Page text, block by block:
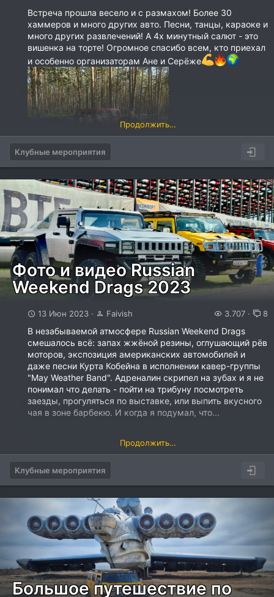
Встреча прошла весело и с размахом! Более 30
хаммеров и много других авто. Песни, танцы, караоке и
много других развлечений! А 4х минутный салют - это
вишенка на торте! Огромное спасибо всем, кто приехал
и особенно организаторам Ане и Серёже
Продолжить…
Клубные мероприятия
Фото и видео Russian
Weekend Drags 2023
13 Июн 2023 Faivish 3.707 8
В незабываемой атмосфере Russian Weekend Drags
смешалось всё: запах жжёной резины, оглушающий рёв
моторов, экспозиция американских автомобилей и
даже песни Курта Кобейна в исполнении кавер-группы
"May Weather Band". Адреналин скрипел на зубах и я не
понимал что делать - пойти на трибуну посмотреть
заезды, прогуляться по выставке, или выпить вкусного
чая в зоне барбекю. И когда я подумал, что...
Продолжить…
Клубные мероприятия
Большое путешествие по